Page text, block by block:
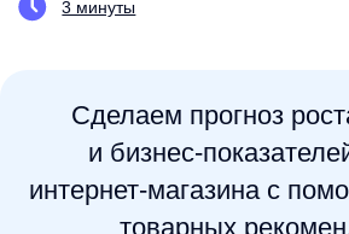
Узнать подробнее